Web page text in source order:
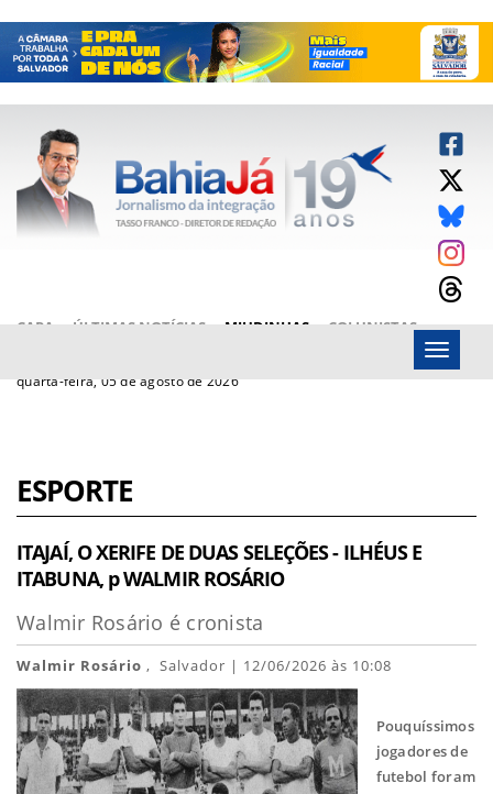
CAPA ÚLTIMAS NOTÍCIAS MIUDINHAS
COLUNISTAS
quarta-feira, 05 de agosto de 2026
Menu
ESPORTE
ITAJAÍ, O XERIFE DE DUAS SELEÇÕES - ILHÉUS E
ITABUNA, p WALMIR ROSÁRIO
Walmir Rosário é cronista
Walmir Rosário , Salvador | 12/06/2026 às 10:08
Pouquíssimos
jogadores de
futebol foram